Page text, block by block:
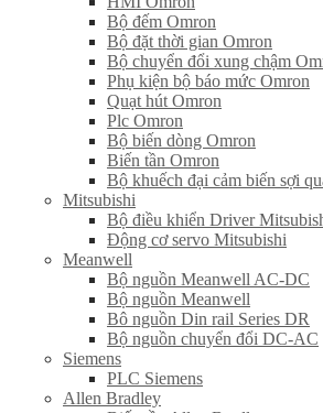
Bộ đếm Omron
Bộ đặt thời gian Omron
Bộ chuyển đổi xung chậm
Phụ kiện bộ báo mức Omron
Quạt hút Omron
Plc Omron
Bộ biến dòng Omron
Biến tần Omron
Bộ khuếch đại cảm biến sợi
Mitsubishi
Bộ điều khiển Driver
Động cơ servo Mitsubishi
Meanwell
Bộ nguồn Meanwell AC-DC
Bộ nguồn Meanwell
Bô nguồn Din rail Series DR
Bộ nguồn chuyển đổi DC-AC
Siemens
PLC Siemens
Allen Bradley